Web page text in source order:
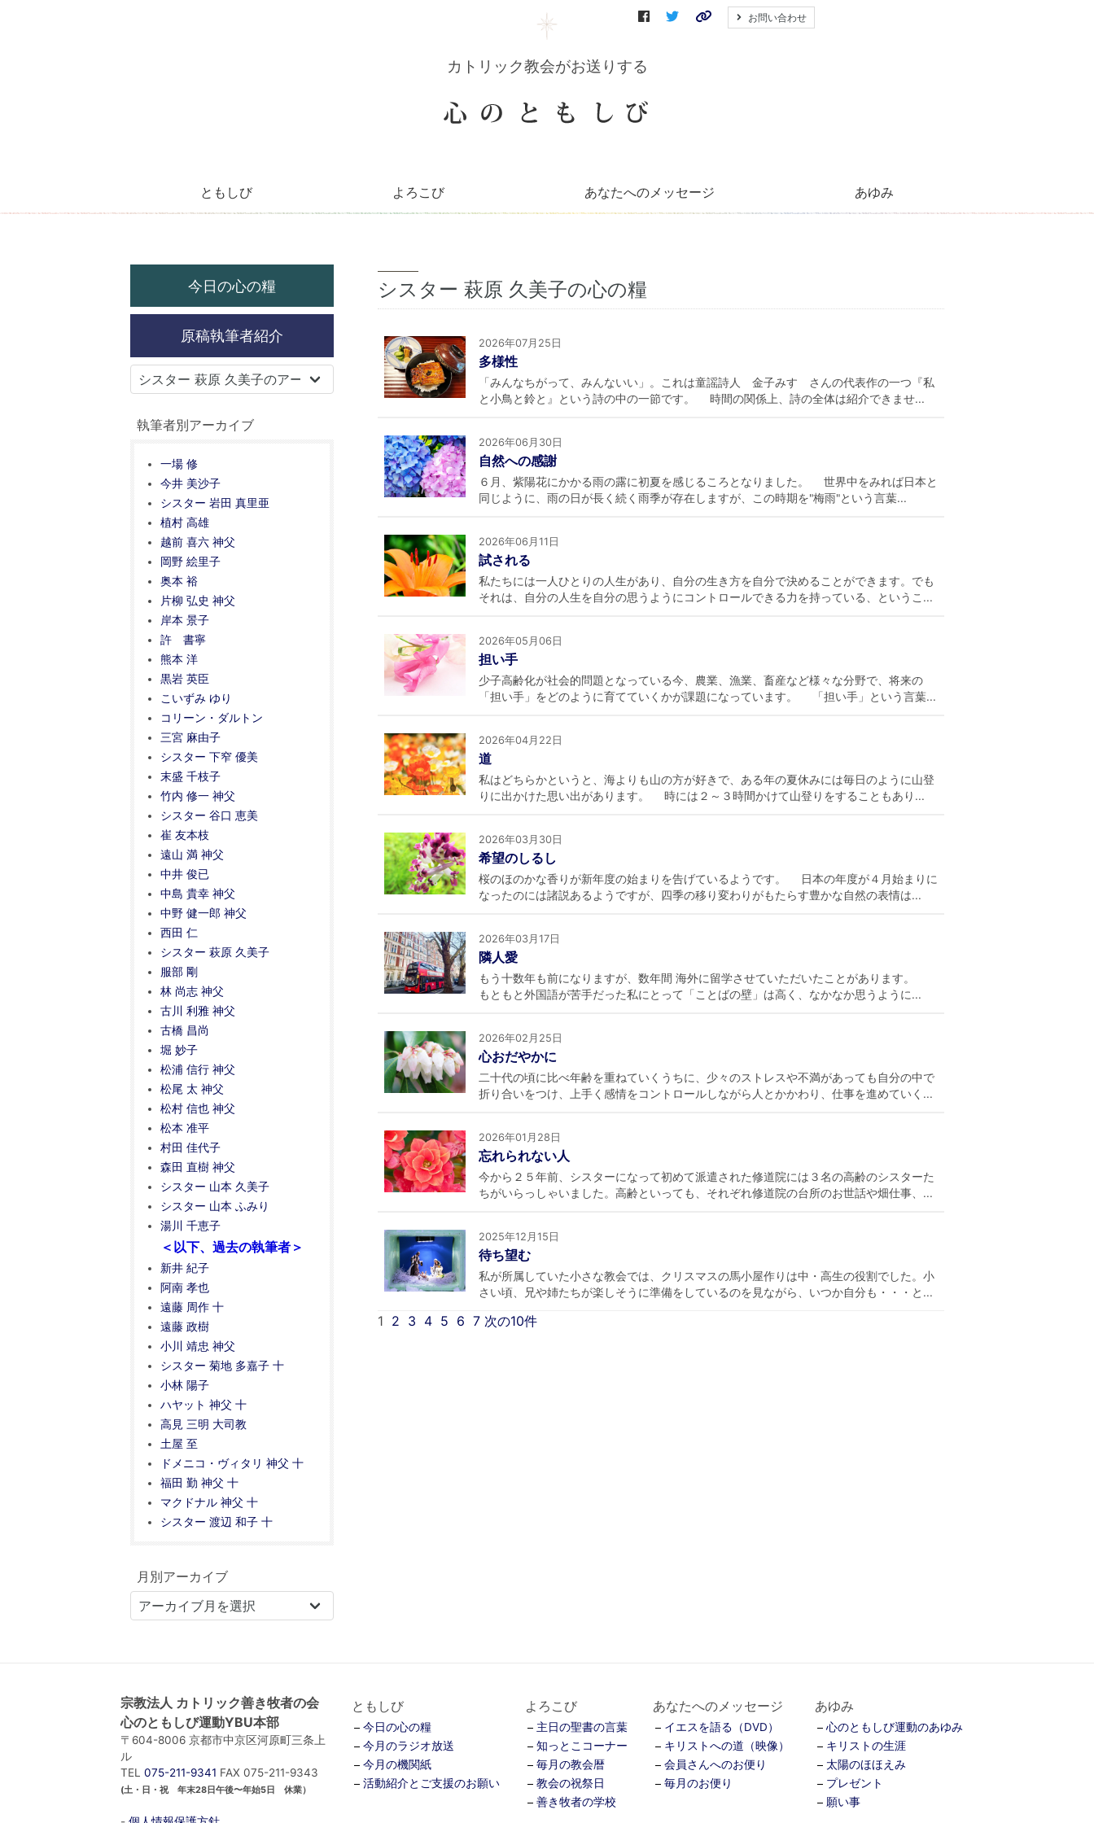
カトリック教会がお送りする
お問い合わせ
ともしび よろこび あなたへのメッセージ あゆみ
シスター 萩原 久美子の心の糧
2026年07月25日
多様性
「みんなちがって、みんないい」。これは童謡詩人 金子みすゞさんの代表作の一つ『私
と小鳥と鈴と』という詩の中の一節です。 時間の関係上、詩の全体は紹介できませ...
2026年06月30日
自然への感謝
６月、紫陽花にかかる雨の露に初夏を感じるころとなりました。 世界中をみれば日本と
同じように、雨の日が長く続く雨季が存在しますが、この時期を"梅雨"という言葉...
2026年06月11日
試される
私たちには一人ひとりの人生があり、自分の生き方を自分で決めることができます。でも
それは、自分の人生を自分の思うようにコントロールできる力を持っている、というこ...
2026年05月06日
担い手
少子高齢化が社会的問題となっている今、農業、漁業、畜産など様々な分野で、将来の
「担い手」をどのように育てていくかが課題になっています。 「担い手」という言葉...
2026年04月22日
道
私はどちらかというと、海よりも山の方が好きで、ある年の夏休みには毎日のように山登
りに出かけた思い出があります。 時には２～３時間かけて山登りをすることもあり...
2026年03月30日
希望のしるし
桜のほのかな香りが新年度の始まりを告げているようです。 日本の年度が４月始まりに
なったのには諸説あるようですが、四季の移り変わりがもたらす豊かな自然の表情は...
2026年03月17日
隣人愛
もう十数年も前になりますが、数年間 海外に留学させていただいたことがあります。
もともと外国語が苦手だった私にとって「ことばの壁」は高く、なかなか思うように...
2026年02月25日
心おだやかに
二十代の頃に比べ年齢を重ねていくうちに、少々のストレスや不満があっても自分の中で
折り合いをつけ、上手く感情をコントロールしながら人とかかわり、仕事を進めていく...
2026年01月28日
忘れられない人
今から２５年前、シスターになって初めて派遣された修道院には３名の高齢のシスターた
ちがいらっしゃいました。高齢といっても、それぞれ修道院の台所のお世話や畑仕事、...
2025年12月15日
待ち望む
私が所属していた小さな教会では、クリスマスの馬小屋作りは中・高生の役割でした。小
さい頃、兄や姉たちが楽しそうに準備をしているのを見ながら、いつか自分も・・・と...
1 2 3 4 5 6 7 次の10件
今日の心の糧
原稿執筆者紹介
執筆者別アーカイブ
一場 修
今井 美沙子
シスター 岩田 真里亜
植村 高雄
越前 喜六 神父
岡野 絵里子
奥本 裕
片柳 弘史 神父
岸本 景子
許 書寧
熊本 洋
黒岩 英臣
こいずみ ゆり
コリーン・ダルトン
三宮 麻由子
シスター 下窄 優美
末盛 千枝子
竹内 修一 神父
シスター 谷口 恵美
崔 友本枝
遠山 満 神父
中井 俊已
中島 貴幸 神父
中野 健一郎 神父
西田 仁
シスター 萩原 久美子
服部 剛
林 尚志 神父
古川 利雅 神父
古橋 昌尚
堀 妙子
松浦 信行 神父
松尾 太 神父
松村 信也 神父
松本 准平
村田 佳代子
森田 直樹 神父
シスター 山本 久美子
シスター 山本 ふみり
湯川 千恵子
＜以下、過去の執筆者＞
新井 紀子
阿南 孝也
遠藤 周作 十
遠藤 政樹
小川 靖忠 神父
シスター 菊地 多嘉子 十
小林 陽子
ハヤット 神父 十
高見 三明 大司教
土屋 至
ドメニコ・ヴィタリ 神父 十
福田 勤 神父 十
マクドナル 神父 十
シスター 渡辺 和子 十
月別アーカイブ
宗教法人 カトリック善き牧者の会
心のともしび運動YBU本部
〒604-8006 京都市中京区河原町三条上
ル
TEL 075-211-9341 FAX 075-211-9343
(土・日・祝 年末28日午後〜年始5日 休業）
ともしび
今日の心の糧
今月のラジオ放送
今月の機関紙
活動紹介とご支援のお願い
よろこび
主日の聖書の言葉
知っとこコーナー
毎月の教会暦
教会の祝祭日
善き牧者の学校
あなたへのメッセージ
イエスを語る（DVD）
キリストへの道（映像）
会員さんへのお便り
毎月のお便り
あゆみ
心のともしび運動のあゆみ
キリストの生涯
太陽のほほえみ
プレゼント
願い事